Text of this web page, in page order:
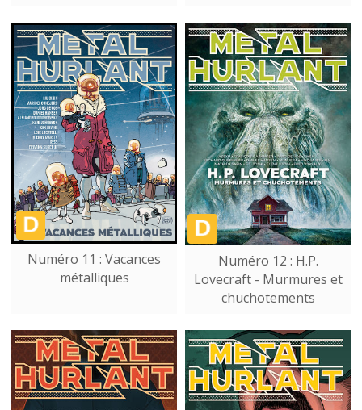
Numéro 11 : Vacances
métalliques
Numéro 12 : H.P.
Lovecraft - Murmures et
chuchotements